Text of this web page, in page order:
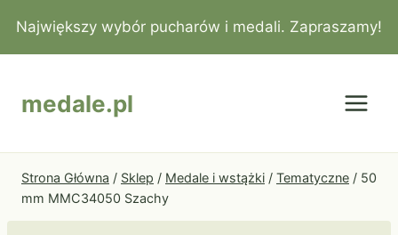
do
treści
Największy wybór pucharów i medali. Zapraszamy!
medale.pl
Strona Główna / Sklep / Medale i wstążki / Tematyczne / 50
mm MMC34050 Szachy